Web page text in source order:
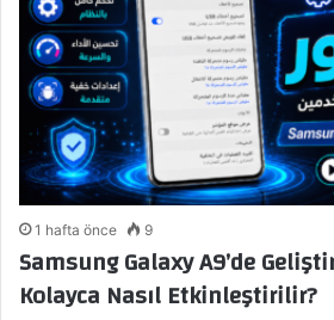
1 hafta önce 9
Samsung Galaxy A9’de
Kolayca Nasıl Etkinleştirilir?